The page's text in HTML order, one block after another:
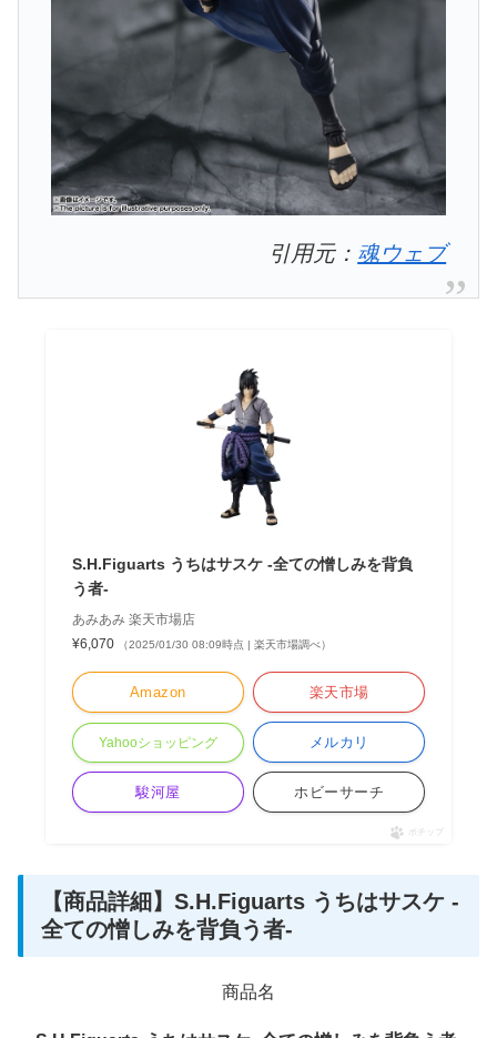
引用元： 魂ウェブ
S.H.Figuarts うちはサスケ -全ての憎しみを背負
う者-
あみあみ 楽天市場店
¥6,070
（2025/01/30 08:09時点 | 楽天市場調べ）
Amazon 楽天市場
Yahooショッピング メルカリ
駿河屋 ホビーサーチ
ポチップ
【商品詳細】S.H.Figuarts うちはサスケ -
全ての憎しみを背負う者-
商品名